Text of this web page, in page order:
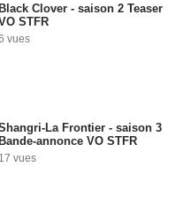
Black Clover - saison 2 Teaser
STFR
vues
La Frontier - saison 3
Bande-annonce VO STFR
17 vues